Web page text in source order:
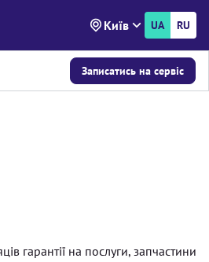
Київ UA RU
Записатись на сервіс
гарантії на послуги, запчастини